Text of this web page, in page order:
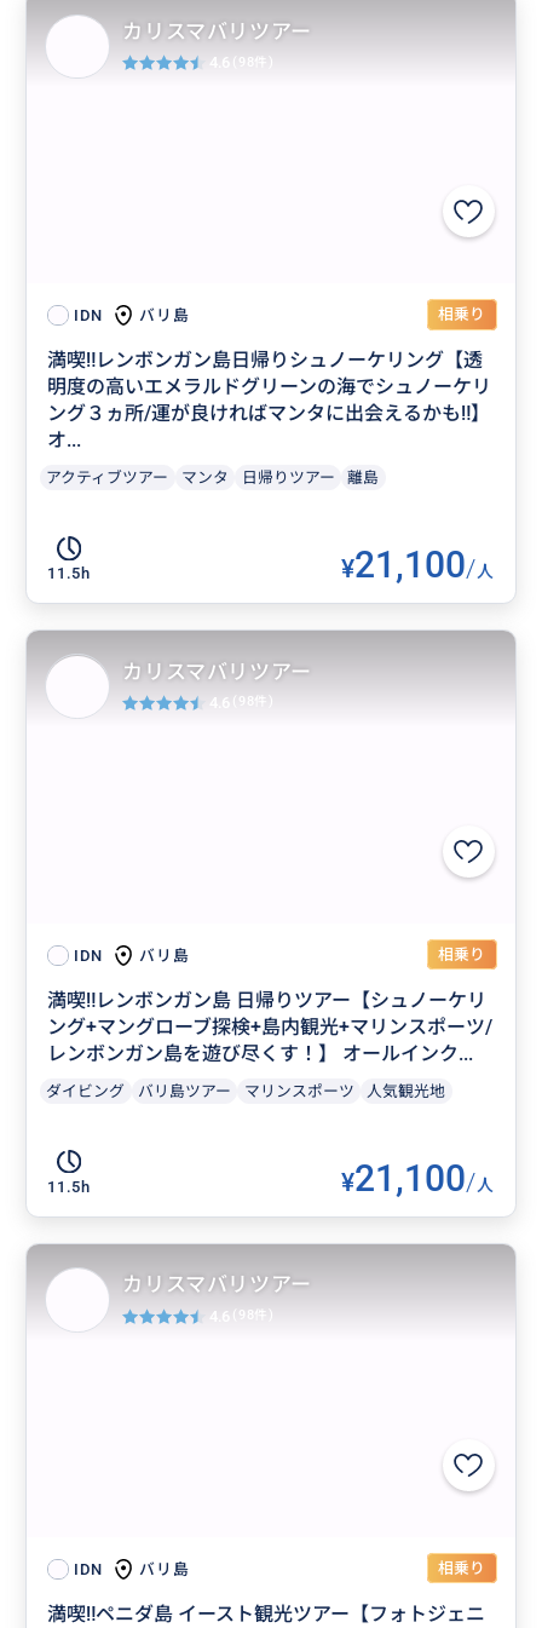
IDN バリ島 相乗り
満喫‼️レンボンガン島日帰りシュノーケリング【透
明度の高いエメラルドグリーンの海でシュノーケリ
ング３ヵ所/運が良ければマンタに出会えるかも‼】
オ...
アクティブツアー マンタ 日帰りツアー 離島
11.5h ¥21,100/人
カリスマバリツアー
4.6 (98件)
IDN バリ島 相乗り
満喫‼️レンボンガン島 日帰りツアー【シュノーケリ
ング+マングローブ探検+島内観光+マリンスポーツ/
レンボンガン島を遊び尽くす！】 オールインク...
ダイビング バリ島ツアー マリンスポーツ 人気観光地
11.5h ¥21,100/人
カリスマバリツアー
4.6 (98件)
IDN バリ島 相乗り
満喫‼️ペニダ島 イースト観光ツアー【フォトジェニ
カリスマバリツアー
4.6 (98件)